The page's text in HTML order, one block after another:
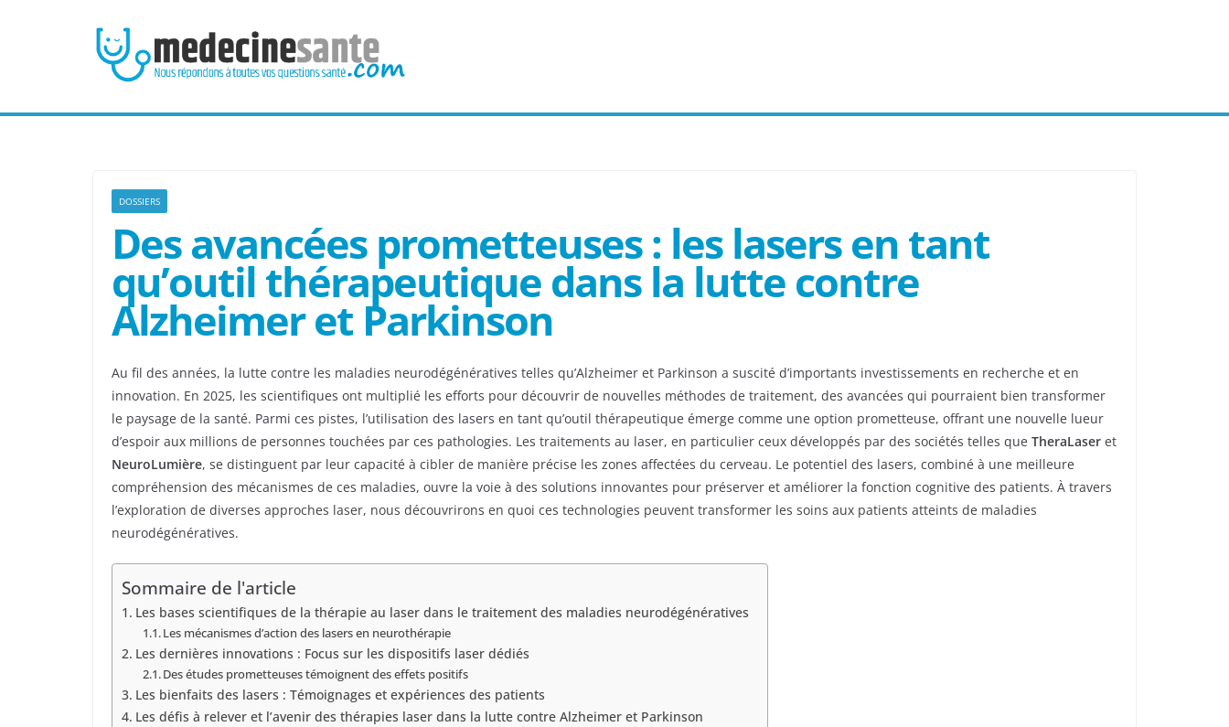
DOSSIERS
Des avancées prometteuses : les lasers en tant
qu’outil thérapeutique dans la lutte contre
Alzheimer et Parkinson
Au fil des années, la lutte contre les maladies neurodégénératives telles qu’Alzheimer et Parkinson a suscité d’importants investissements en recherche et en
innovation. En 2025, les scientifiques ont multiplié les efforts pour découvrir de nouvelles méthodes de traitement, des avancées qui pourraient bien transformer
le paysage de la santé. Parmi ces pistes, l’utilisation des lasers en tant qu’outil thérapeutique émerge comme une option prometteuse, offrant une nouvelle lueur
d’espoir aux millions de personnes touchées par ces pathologies. Les traitements au laser, en particulier ceux développés par des sociétés telles que TheraLaser et
NeuroLumière, se distinguent par leur capacité à cibler de manière précise les zones affectées du cerveau. Le potentiel des lasers, combiné à une meilleure
compréhension des mécanismes de ces maladies, ouvre la voie à des solutions innovantes pour préserver et améliorer la fonction cognitive des patients. À travers
l’exploration de diverses approches laser, nous découvrirons en quoi ces technologies peuvent transformer les soins aux patients atteints de maladies
neurodégénératives.
Sommaire de l'article
Les bases scientifiques de la thérapie au laser dans le traitement des maladies neurodégénératives
Les mécanismes d’action des lasers en neurothérapie
Les dernières innovations : Focus sur les dispositifs laser dédiés
Des études prometteuses témoignent des effets positifs
Les bienfaits des lasers : Témoignages et expériences des patients
Les défis à relever et l’avenir des thérapies laser dans la lutte contre Alzheimer et Parkinson